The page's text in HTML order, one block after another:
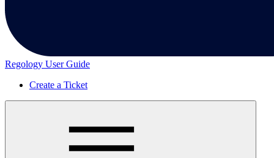
Regology User Guide
Create a Ticket